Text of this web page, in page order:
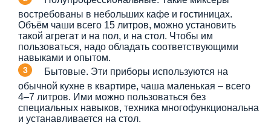
востребованы в небольших кафе и гостиницах.
Объём чаши всего 15 литров, можно установить
такой агрегат и на пол, и на стол. Чтобы им
пользоваться, надо обладать соответствующими
навыками и опытом.
Бытовые. Эти приборы используются на
обычной кухне в квартире, чаша маленькая – всего
4–7 литров. Ими можно пользоваться без
специальных навыков, техника многофункциональна
и устанавливается на стол.